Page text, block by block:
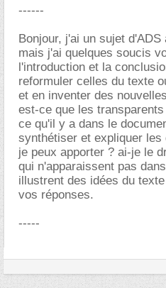
------
Bonjour, j'ai un sujet
mais j'ai quelques soucis
l'introduction et la
reformuler celles du texte
et en inventer des
est-ce que les
ce qu'il y a dans le
synthétiser et expliquer
je peux apporter ? ai-je le
qui n'apparaissent pas
illustrent des idées du
vos réponses.
-----